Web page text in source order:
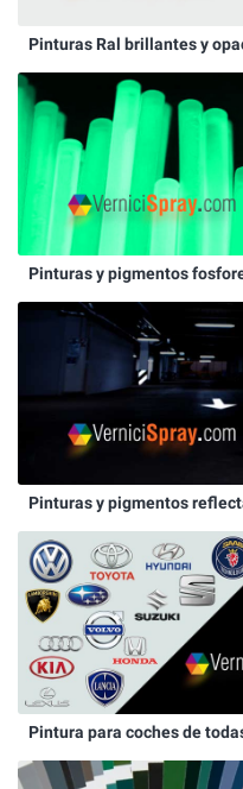
Pinturas Ral brillantes y
Pinturas y pigmentos
Pinturas y pigmentos
Pintura para coches de